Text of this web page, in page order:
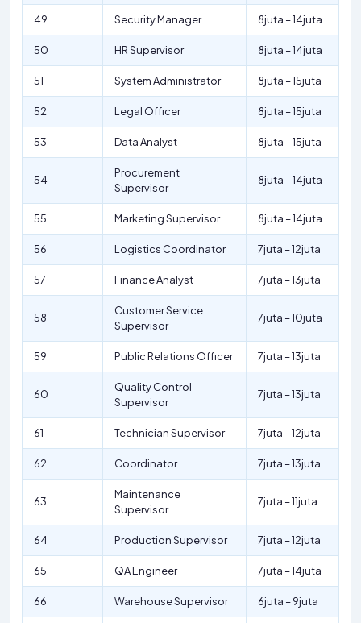
49 Security Manager 8juta – 14juta
50 HR Supervisor 8juta – 14juta
51 System Administrator 8juta – 15juta
52 Legal Officer 8juta – 15juta
53 Data Analyst 8juta – 15juta
54
Procurement
Supervisor
8juta – 14juta
55 Marketing Supervisor 8juta – 14juta
56 Logistics Coordinator 7juta – 12juta
57 Finance Analyst 7juta – 13juta
58
Customer Service
Supervisor
7juta – 10juta
59 Public Relations Officer 7juta – 13juta
60
Quality Control
Supervisor
7juta – 13juta
61 Technician Supervisor 7juta – 12juta
62 Coordinator 7juta – 13juta
63
Maintenance
Supervisor
7juta – 11juta
64 Production Supervisor 7juta – 12juta
65 QA Engineer 7juta – 14juta
66 Warehouse Supervisor 6juta – 9juta